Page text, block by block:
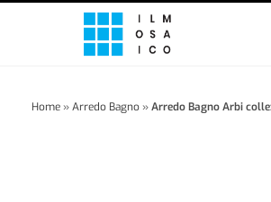
Home»Arredo Bagno»Arredo Bagno Arbi